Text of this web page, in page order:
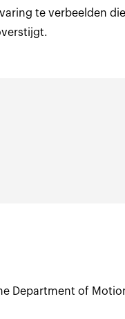
te verbeelden
Department of